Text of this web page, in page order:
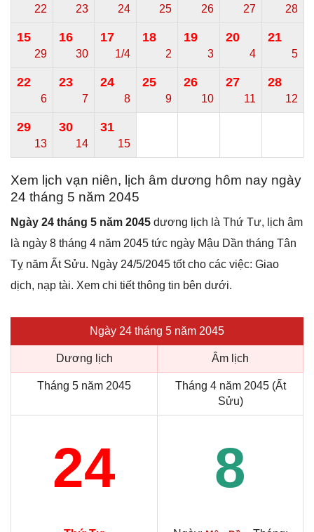
22 23 24 25 26 27 28
15
29
16
30
17
1/4
18
2
19
3
20
4
21
5
22
6
23
7
24
8
25
9
26
10
27
11
28
12
29
13
30
14
31
15
Xem lịch vạn niên, lịch âm dương hôm nay ngày
24 tháng 5 năm 2045
Ngày 24 tháng 5 năm 2045 dương lịch là Thứ Tư, lịch âm
là ngày 8 tháng 4 năm 2045 tức ngày Mậu Dần tháng Tân
Tỵ năm Ất Sửu. Ngày 24/5/2045 tốt cho các việc: Giao
dịch, nạp tài. Xem chi tiết thông tin bên dưới.
Ngày 24 tháng 5 năm 2045
Dương lịch Âm lịch
Tháng 5 năm 2045
Tháng 4 năm 2045 (Ất
Sửu)
24 8